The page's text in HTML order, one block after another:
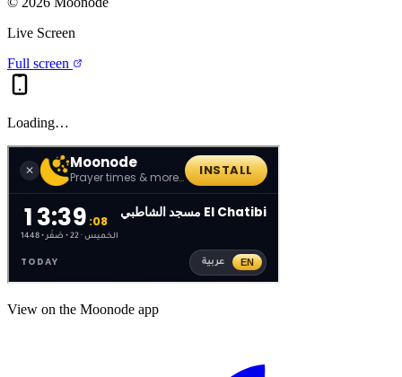
Live Screen
Full screen
Loading…
View on the Moonode app